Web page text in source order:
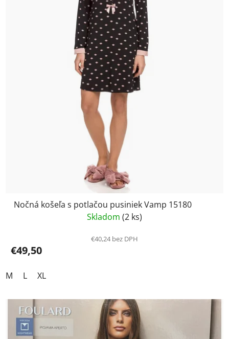
Nočná košeľa s potlačou pusiniek Vamp 15180
Skladom (2 ks)
€40,24 bez DPH
€49,50
M L XL